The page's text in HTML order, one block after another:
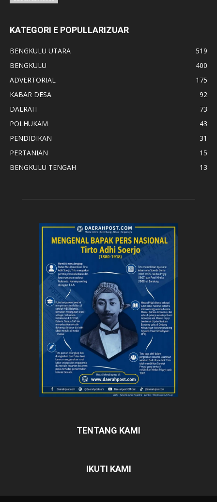
KATEGORI E POPULLARIZUAR
BENGKULU UTARA
519
BENGKULU
400
ADVERTORIAL
175
KABAR DESA
92
DAERAH
73
POLHUKAM
43
PENDIDIKAN
31
PERTANIAN
15
BENGKULU TENGAH
13
TENTANG KAMI
IKUTI KAMI